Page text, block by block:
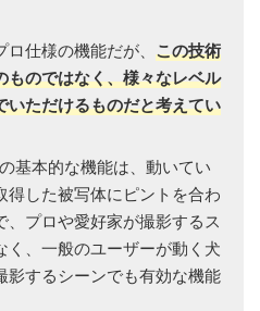
仕様の機能だが、 この技術
ものではなく、様々なレベル
いただけるものだと考えてい
基本的な機能は、動いてい
得した被写体にピントを合わ
、プロや愛好家が撮影するス
く、一般のユーザーが動く犬
影するシーンでも有効な機能